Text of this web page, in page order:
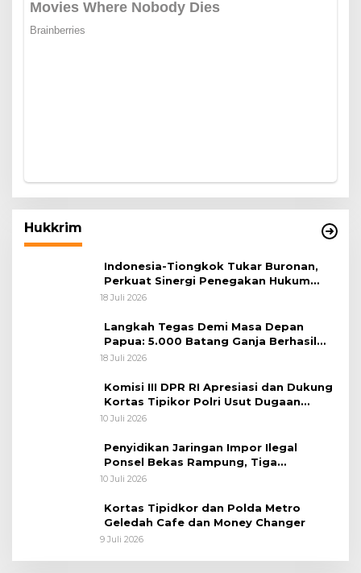
Hukkrim
Indonesia-Tiongkok Tukar Buronan,
Perkuat Sinergi Penegakan Hukum
Lintas Negara
18 Juli 2026
Langkah Tegas Demi Masa Depan
Papua: 5.000 Batang Ganja Berhasil
Diungkap Koops TNI Habema
18 Juli 2026
Komisi III DPR RI Apresiasi dan Dukung
Kortas Tipikor Polri Usut Dugaan
Korupsi Batu Bara
10 Juli 2026
Penyidikan Jaringan Impor Ilegal
Ponsel Bekas Rampung, Tiga
Tersangka Sudah P-21 dan Satu Buron
10 Juli 2026
Kortas Tipidkor dan Polda Metro
Geledah Cafe dan Money Changer
9 Juli 2026